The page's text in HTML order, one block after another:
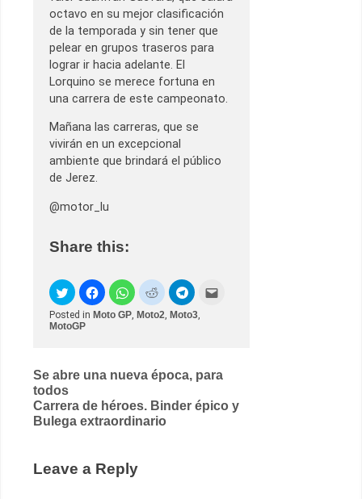
octavo en su mejor clasificación
de la temporada y sin tener que
pelear en grupos traseros para
lograr ir hacia adelante. El
Lorquino se merece fortuna en
una carrera de este campeonato.
Mañana las carreras, que se
vivirán en un excepcional
ambiente que brindará el público
de Jerez.
@motor_lu
Share this:
Posted in Moto GP, Moto2, Moto3,
MotoGP
Post
navigation
Se abre una nueva época, para
todos
Carrera de héroes. Binder épico y
Bulega extraordinario
Leave a Reply